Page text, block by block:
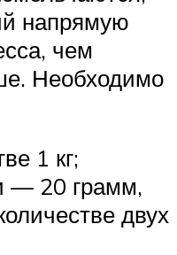
напрямую
чем
Необходимо
1 кг;
— 20 грамм,
двух